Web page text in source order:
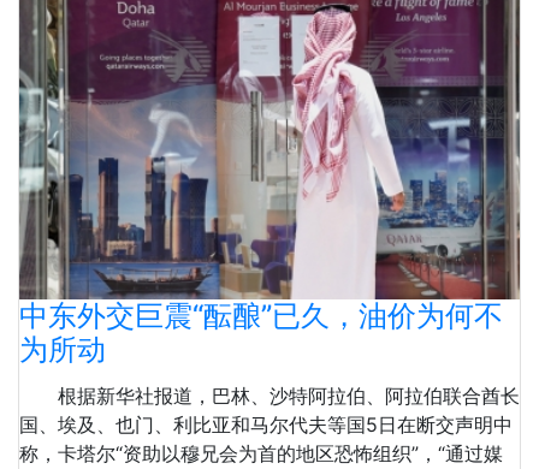
中东外交巨震“酝酿”已久，油价为何不
为所动
根据新华社报道，巴林、沙特阿拉伯、阿拉伯联合酋长
国、埃及、也门、利比亚和马尔代夫等国5日在断交声明中
称，卡塔尔“资助以穆兄会为首的地区恐怖组织”，“通过媒